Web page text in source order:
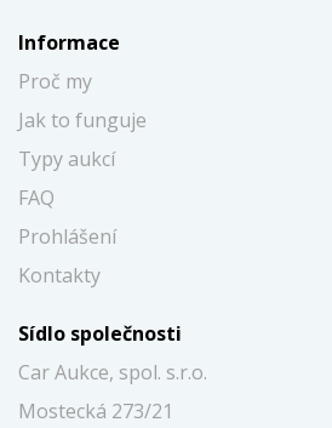
Informace
Proč my
Jak to funguje
Typy aukcí
FAQ
Prohlášení
Kontakty
Sídlo společnosti
Car Aukce, spol. s.r.o.
Mostecká 273/21